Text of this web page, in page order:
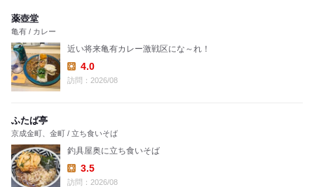
薬壺堂
亀有 / カレー
近い将来亀有カレー激戦区にな～れ！
Lunch:
4.0
訪問：2026/08
ふたば亭
京成金町、金町 / 立ち食いそば
釣具屋奥に立ち食いそば
Lunch:
3.5
訪問：2026/08